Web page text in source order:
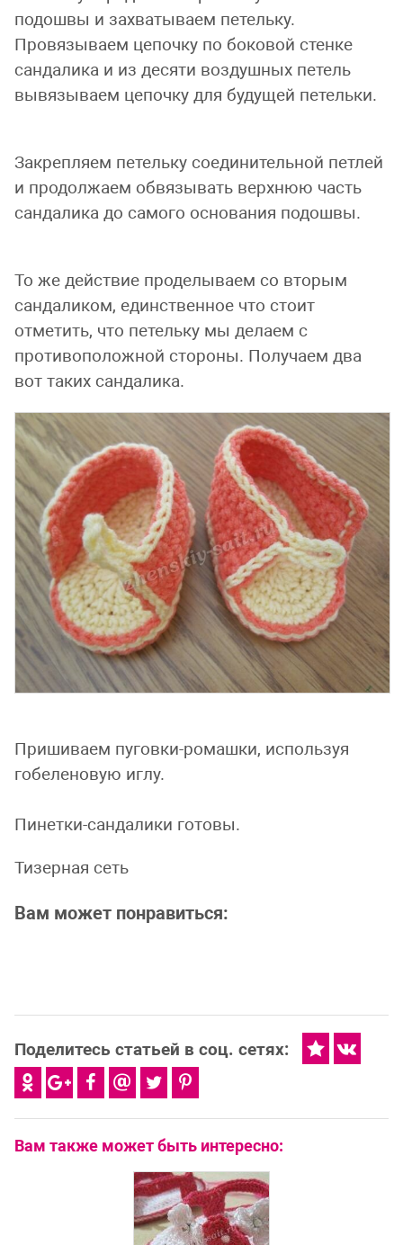
подошвы и захватываем петельку.
Провязываем цепочку по боковой стенке
сандалика и из десяти воздушных петель
вывязываем цепочку для будущей петельки.
Закрепляем петельку соединительной петлей
и продолжаем обвязывать верхнюю часть
сандалика до самого основания подошвы.
То же действие проделываем со вторым
сандаликом, единственное что стоит
отметить, что петельку мы делаем с
противоположной стороны. Получаем два
вот таких сандалика.
Пришиваем пуговки-ромашки, используя
гобеленовую иглу.
Пинетки-сандалики готовы.
Тизерная сеть
Вам может понравиться:
Поделитесь статьей в соц. сетях:
Вам также может быть интересно: